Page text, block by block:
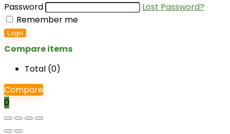
Password
Lost Password?
Remember me
Login
Compare items
Total (0)
Compare
0